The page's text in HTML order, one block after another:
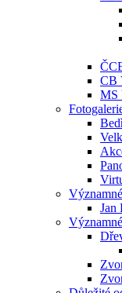
CB
MS
Jan